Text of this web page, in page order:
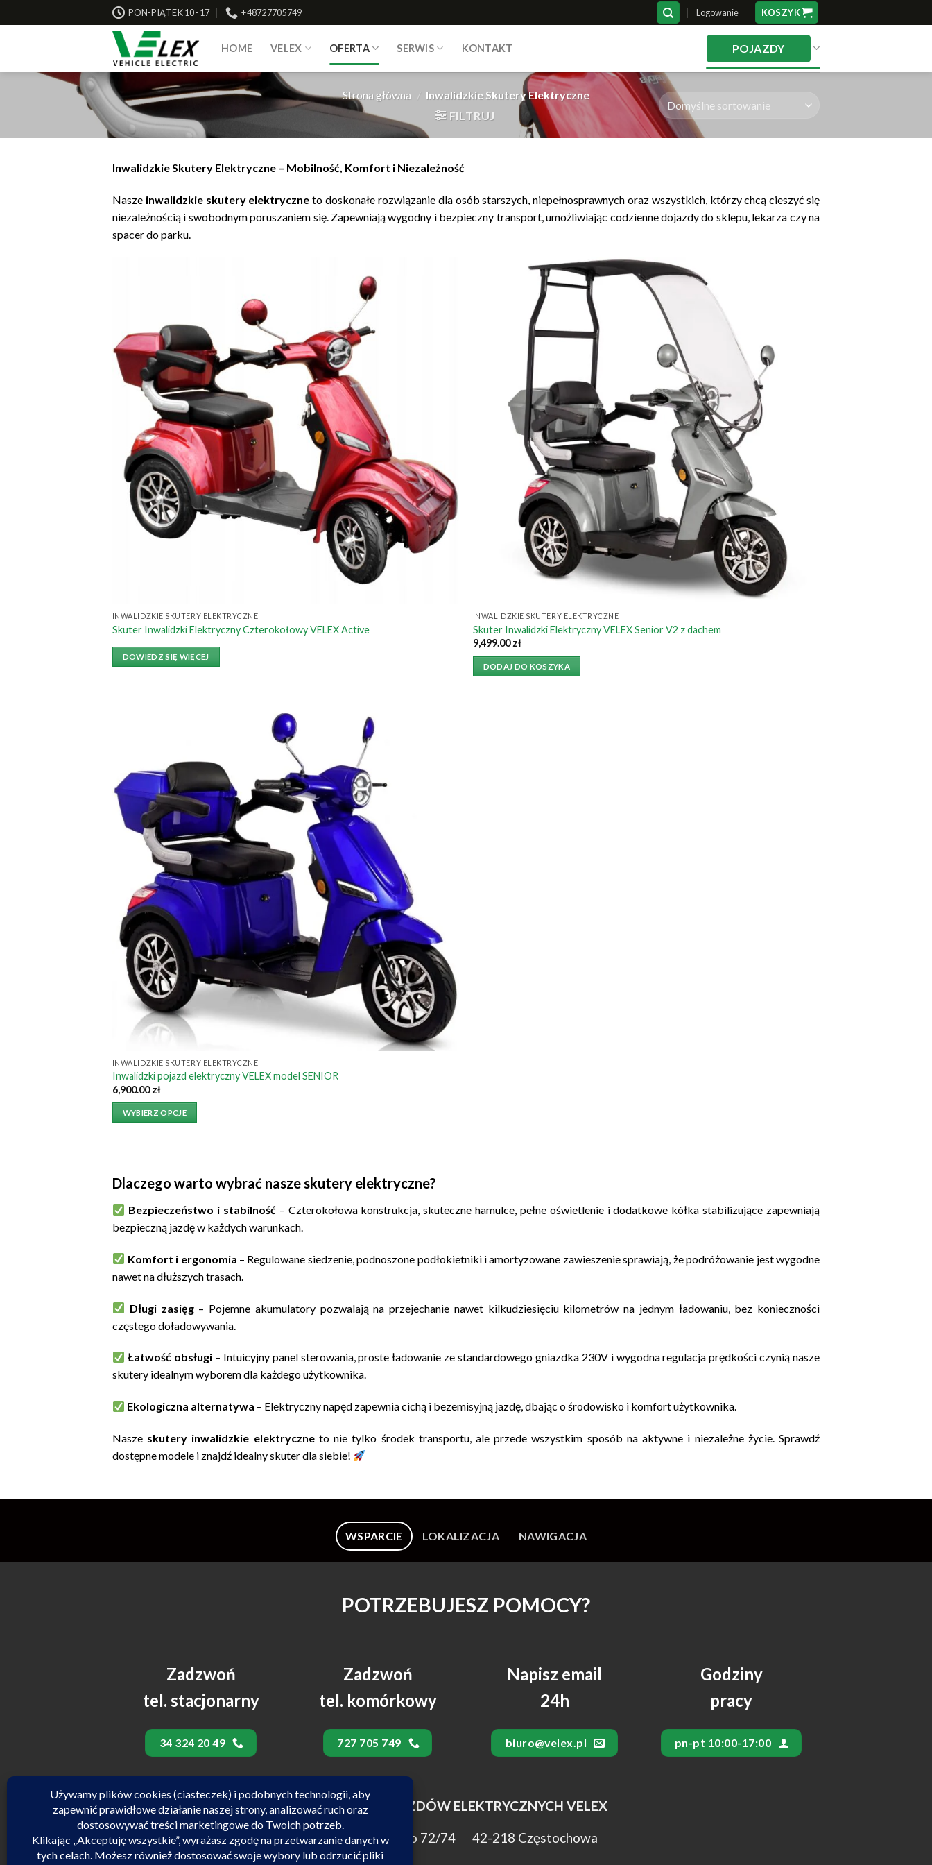
to
PON-PIĄTEK 10- 17 +48727705749 Logowanie KOSZYK
HOME VELEX OFERTA SERWIS KONTAKT POJAZDY
Strona główna / Inwalidzkie Skutery Elektryczne
FILTRUJ
Inwalidzkie Skutery Elektryczne – Mobilność, Komfort i Niezależność
Nasze inwalidzkie skutery elektryczne to doskonałe rozwiązanie dla osób starszych, niepełnosprawnych oraz wszystkich, którzy chcą cieszyć się
niezależnością i swobodnym poruszaniem się. Zapewniają wygodny i bezpieczny transport, umożliwiając codzienne dojazdy do sklepu, lekarza czy na
spacer do parku.
INWALIDZKIE SKUTERY ELEKTRYCZNE
Skuter Inwalidzki Elektryczny Czterokołowy VELEX Active
DOWIEDZ SIĘ WIĘCEJ
INWALIDZKIE SKUTERY ELEKTRYCZNE
Skuter Inwalidzki Elektryczny VELEX Senior V2 z dachem
9,499.00zł
DODAJ DO KOSZYKA
INWALIDZKIE SKUTERY ELEKTRYCZNE
Inwalidzki pojazd elektryczny VELEX model SENIOR
6,900.00zł
WYBIERZ OPCJE
Dlaczego warto wybrać nasze skutery elektryczne?
Bezpieczeństwo i stabilność– Czterokołowa konstrukcja, skuteczne hamulce, pełne oświetlenie i dodatkowe kółka stabilizujące zapewniają
bezpieczną jazdę w każdych warunkach.
Komfort i ergonomia – Regulowane siedzenie, podnoszone podłokietniki i amortyzowane zawieszenie sprawiają, że podróżowanie jest wygodne
nawet na dłuższych trasach.
Długi zasięg– Pojemne akumulatory pozwalają na przejechanie nawet kilkudziesięciu kilometrów na jednym ładowaniu, bez konieczności
częstego doładowywania.
Łatwość obsługi – Intuicyjny panel sterowania, proste ładowanie ze standardowego gniazdka 230V i wygodna regulacja prędkości czynią nasze
skutery idealnym wyborem dla każdego użytkownika.
Ekologiczna alternatywa – Elektryczny napęd zapewnia cichą i bezemisyjną jazdę, dbając o środowisko i komfort użytkownika.
Nasze skutery inwalidzkie elektryczneto nie tylko środek transportu, ale przede wszystkim sposób na aktywne i niezależne życie. Sprawdź
dostępne modele i znajdź idealny skuter dla siebie!
WSPARCIE LOKALIZACJA NAWIGACJA
POTRZEBUJESZ POMOCY?
Zadzwoń
tel. stacjonarny
34 324 20 49
Zadzwoń
tel. komórkowy
727 705 749
Napisz email
24h
biuro@velex.pl
Godziny
pracy
pn-pt 10:00-17:00
SALON POJAZDÓW ELEKTRYCZNYCH VELEX
ul. Kilińskiego 72/74 42-218 Częstochowa